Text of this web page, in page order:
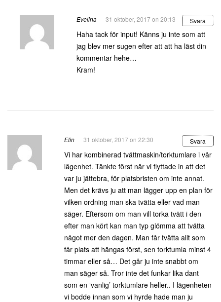
Evelina 31 oktober, 2017 on 20:13 Svara
Haha tack för input! Känns ju inte som att
jag blev mer sugen efter att att ha läst din
kommentar hehe…
Kram!
Elin 31 oktober, 2017 on 22:30 Svara
Vi har kombinerad tvättmaskin/torktumlare i vår
lägenhet. Tänkte först när vi flyttade in att det
var ju jättebra, för platsbristen om inte annat.
Men det krävs ju att man lägger upp en plan för
vilken ordning man ska tvätta eller vad man
säger. Eftersom om man vill torka tvätt i den
efter man kört kan man typ glömma att tvätta
något mer den dagen. Man får tvätta allt som
får plats att hängas först, sen torktumla minst 4
timmar eller så… Det går ju inte snabbt om
man säger så. Tror inte det funkar lika dant
som en ‘vanlig’ torktumlare heller.. I lägenheten
vi bodde innan som vi hyrde hade man ju